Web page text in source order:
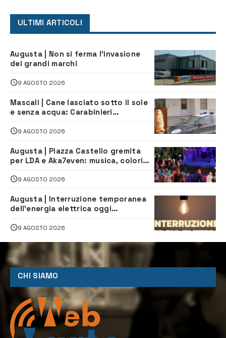
ULTIMI ARTICOLI
Augusta | Non si ferma l’invasione
dei grandi marchi
9 AGOSTO 2026
Mascali | Cane lasciato sotto il sole
e senza acqua: Carabinieri
9 AGOSTO 2026
Augusta | Piazza Castello gremita
per LDA e Aka7even: musica, colori
9 AGOSTO 2026
Augusta | Interruzione temporanea
dell’energia elettrica oggi
lavori
9 AGOSTO 2026
CHI SIAMO